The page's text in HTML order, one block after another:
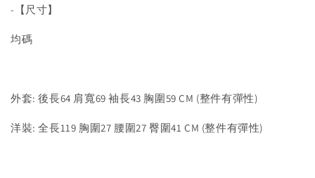
-【尺寸】
均碼
外套: 後長64 肩寬69 袖長43 胸圍59 CM (整件有彈性)
洋裝: 全長119 胸圍27 腰圍27 臀圍41 CM (整件有彈性)